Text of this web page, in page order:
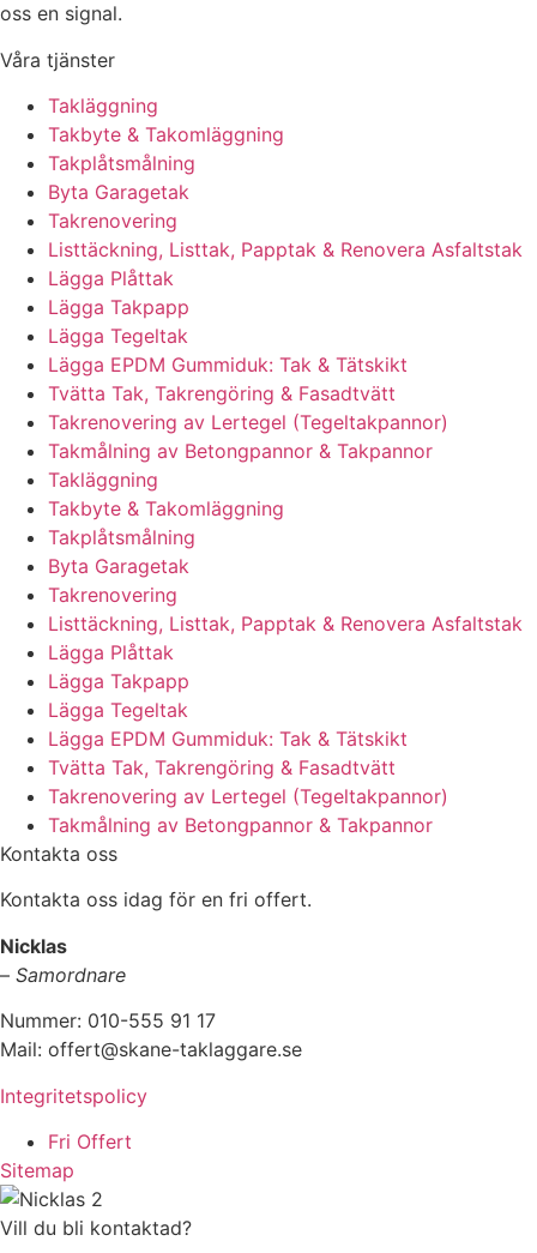
oss en signal.
Våra tjänster
Takläggning
Takbyte & Takomläggning
Takplåtsmålning
Byta Garagetak
Takrenovering
Listtäckning, Listtak, Papptak & Renovera Asfaltstak
Lägga Plåttak
Lägga Takpapp
Lägga Tegeltak
Lägga EPDM Gummiduk: Tak & Tätskikt
Tvätta Tak, Takrengöring & Fasadtvätt
Takrenovering av Lertegel (Tegeltakpannor)
Takmålning av Betongpannor & Takpannor
Takläggning
Takbyte & Takomläggning
Takplåtsmålning
Byta Garagetak
Takrenovering
Listtäckning, Listtak, Papptak & Renovera Asfaltstak
Lägga Plåttak
Lägga Takpapp
Lägga Tegeltak
Lägga EPDM Gummiduk: Tak & Tätskikt
Tvätta Tak, Takrengöring & Fasadtvätt
Takrenovering av Lertegel (Tegeltakpannor)
Takmålning av Betongpannor & Takpannor
Kontakta oss
Kontakta oss idag för en fri offert.
Nicklas
– Samordnare
Nummer: 010-555 91 17
Mail: offert@skane-taklaggare.se
Integritetspolicy
Fri Offert
Sitemap
Vill du bli kontaktad?